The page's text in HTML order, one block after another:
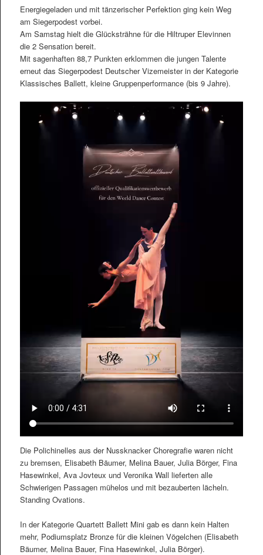
Energiegeladen und mit tänzerischer Perfektion ging kein Weg
am Siegerpodest vorbei.
Am Samstag hielt die Glücksträhne für die Hiltruper Elevinnen
die 2 Sensation bereit.
Mit sagenhaften 88,7 Punkten erklommen die jungen Talente
erneut das Siegerpodest Deutscher Vizemeister in der Kategorie
Klassisches Ballett, kleine Gruppenperformance (bis 9 Jahre).
Die Polichinelles aus der Nussknacker Choregrafie waren nicht
zu bremsen, Elisabeth Bäumer, Melina Bauer, Julia Börger, Fina
Hasewinkel, Ava Jovteux und Veronika Wall lieferten alle
Schwierigen Passagen mühelos und mit bezauberten lächeln.
Standing Ovations.
In der Kategorie Quartett Ballett Mini gab es dann kein Halten
mehr, Podiumsplatz Bronze für die kleinen Vögelchen (Elisabeth
Bäumer, Melina Bauer, Fina Hasewinkel, Julia Börger).